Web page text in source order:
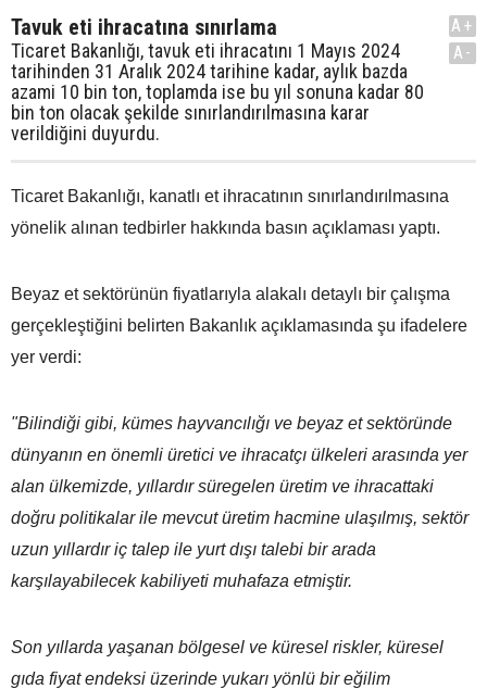
Tavuk eti ihracatına sınırlama
Ticaret Bakanlığı, tavuk eti ihracatını 1 Mayıs 2024
tarihinden 31 Aralık 2024 tarihine kadar, aylık bazda
azami 10 bin ton, toplamda ise bu yıl sonuna kadar 80
bin ton olacak şekilde sınırlandırılmasına karar
verildiğini duyurdu.
A+
A-
Ticaret Bakanlığı, kanatlı et ihracatının sınırlandırılmasına
yönelik alınan tedbirler hakkında basın açıklaması yaptı.
Beyaz et sektörünün fiyatlarıyla alakalı detaylı bir çalışma
gerçekleştiğini belirten Bakanlık açıklamasında şu ifadelere
yer verdi:
"Bilindiği gibi, kümes hayvancılığı ve beyaz et sektöründe
dünyanın en önemli üretici ve ihracatçı ülkeleri arasında yer
alan ülkemizde, yıllardır süregelen üretim ve ihracattaki
doğru politikalar ile mevcut üretim hacmine ulaşılmış, sektör
uzun yıllardır iç talep ile yurt dışı talebi bir arada
karşılayabilecek kabiliyeti muhafaza etmiştir.
Son yıllarda yaşanan bölgesel ve küresel riskler, küresel
gıda fiyat endeksi üzerinde yukarı yönlü bir eğilim